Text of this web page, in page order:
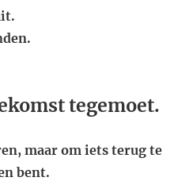
tegemoet.
maar om iets terug te
bent.